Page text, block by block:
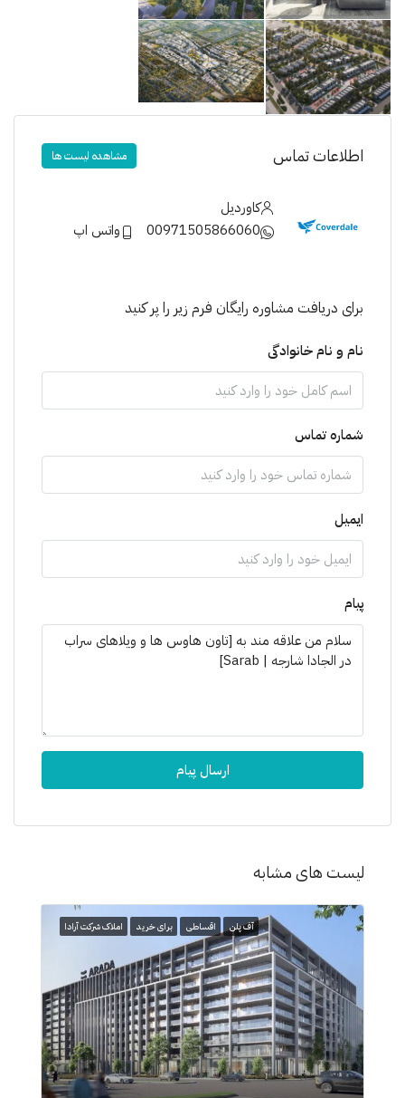
اطلاعات تماس مشاهده لیست ها
کاوردیل
00971505866060
واتس اپ
برای دریافت مشاوره رایگان فرم زیر را پر کنید
نام و نام خانوادگی
شماره تماس
ایمیل
پیام
ارسال پیام
لیست های مشابه
آف پلن اقساطی برای خرید املاک شرکت آرادا